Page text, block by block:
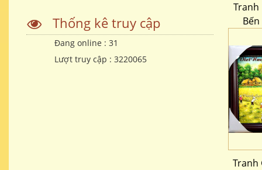
Tranh
Tranh
Thống kê truy cập
Đang online : 31
Lượt truy cập : 3220065